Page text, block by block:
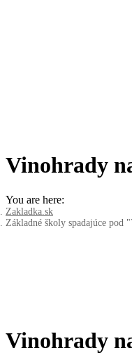
Vinohrady
You are here:
Zakladka.sk
Základné školy spadajúce pod
Vinohrady